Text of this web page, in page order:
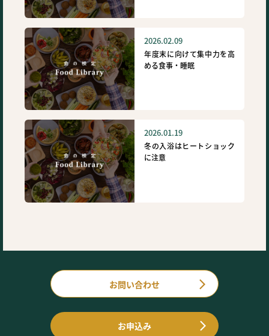
2026.02.09
年度末に向けて集中力を高
める食事・睡眠
2026.01.19
冬の入浴はヒートショック
に注意
お問い合わせ
お申込み